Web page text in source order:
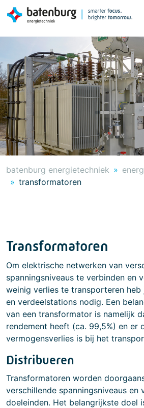
batenburg energietechniek
transformatoren
Transformatoren
Om elektrische netwerken van
spanningsniveaus te verbinden en
weinig verlies te transporteren
en verdeelstations nodig. Een
van een transformator is namelijk
rendement heeft (ca. 99,5%) en er
vermogensverlies is bij het
Distribueren
Transformatoren worden
verschillende spanningsniveaus en
doeleinden. Het belangrijkste doel